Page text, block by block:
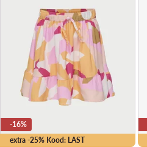
extra -25% Kood: LAST
-16%